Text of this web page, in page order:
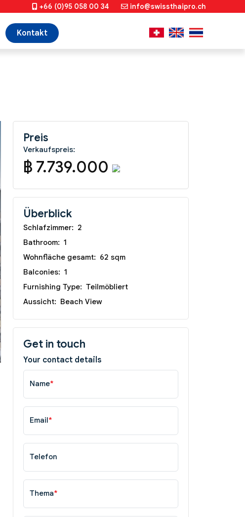
+66 (0)95 058 00 34 info@swissthaipro.ch
Kontakt
Preis
Verkaufspreis:
฿ 7.739.000
Überblick
Schlafzimmer: 2
Bathroom: 1
Wohnfläche gesamt: 62 sqm
Balconies: 1
Furnishing Type: Teilmöbliert
Aussicht: Beach View
Get in touch
Your contact details
Name*
Email*
Telefon
Thema*